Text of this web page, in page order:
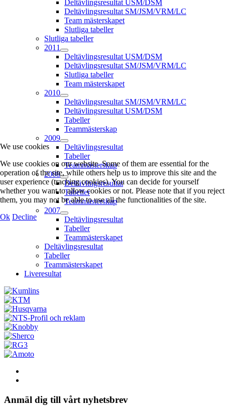
Deltävlingsresultat USM/DSM
Deltävlingsresultat SM/JSM/VRM/LC
Team mästerskapet
Slutliga tabeller
Slutliga tabeller
2011
Deltävlingsresultat USM/DSM
Deltävlingsresultat SM/JSM/VRM/LC
Slutliga tabeller
Team mästerskapet
2010
Deltävlingsresultat SM/JSM/VRM/LC
Deltävlingsresultat USM/DSM
Tabeller
Teammästerskap
2009
Deltävlingsresultat
Tabeller
Teammästerskap
2008
Deltävlingsresultat
Tabeller
Teammästerskap
2007
Deltävlingsresultat
Tabeller
Teammästerskapet
Deltävlingsresultat
Tabeller
Teammästerskapet
Liveresultat
Anmäl dig till vårt nyhetsbrev
We use cookies
We use cookies on our website. Some of them are essential for the
operation of the site, while others help us to improve this site and the
user experience (tracking cookies). You can decide for yourself
whether you want to allow cookies or not. Please note that if you reject
them, you may not be able to use all the functionalities of the site.
Ok Decline